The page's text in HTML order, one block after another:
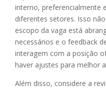
interno, preferencialmente
diferentes setores. Isso
escopo da vaga está
necessários e o feedback
interagem com a posição
haver ajustes para melhor
Além disso, considere a